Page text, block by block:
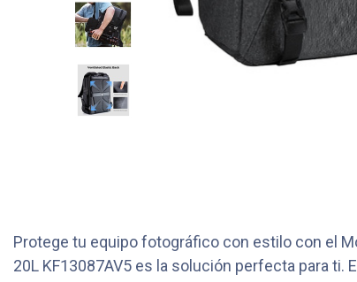
Protege tu equipo fotográfico con estilo con el
20L KF13087AV5 es la solución perfecta para